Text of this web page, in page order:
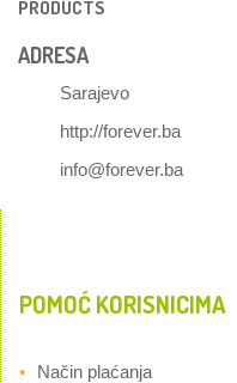
PRODUCTS
ADRESA
Sarajevo
http://forever.ba
info@forever.ba
POMOĆ KORISNICIMA
Način plaćanja